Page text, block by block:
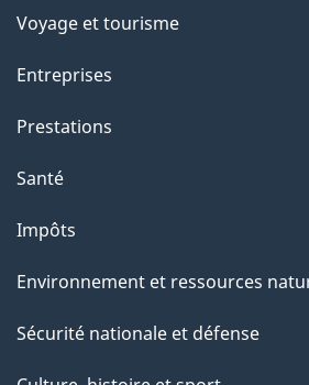
Voyage et tourisme
Entreprises
Prestations
Santé
Impôts
Environnement et ressources
Sécurité nationale et défense